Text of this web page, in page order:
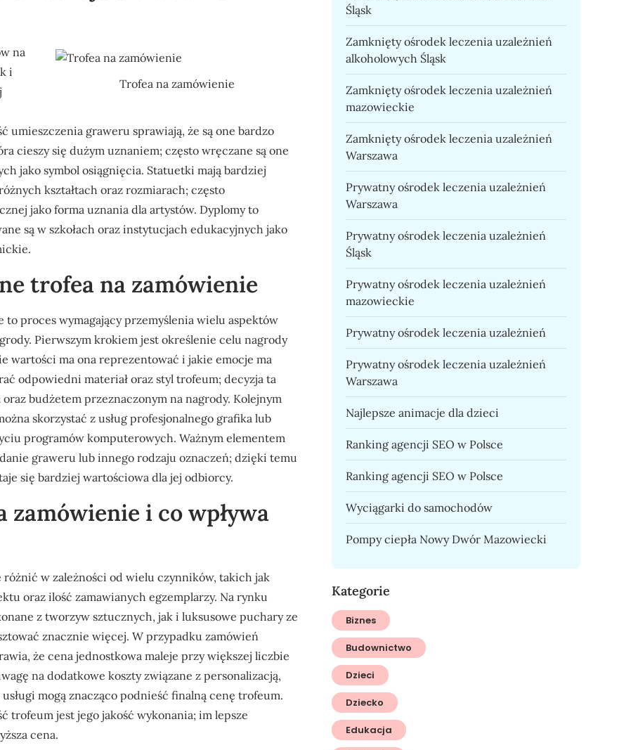
Trofea na zamówienie
na
i
umieszczenia graweru sprawiają, że są one bardzo
cieszy się dużym uznaniem; często wręczane są one
jako symbol osiągnięcia. Statuetki mają bardziej
kształtach oraz rozmiarach; często
jako forma uznania dla artystów. Dyplomy to
są w szkołach oraz instytucjach edukacyjnych jako
trofea na zamówienie
proces wymagający przemyślenia wielu aspektów
Pierwszym krokiem jest określenie celu nagrody
wartości ma ona reprezentować i jakie emocje ma
odpowiedni materiał oraz styl trofeum; decyzja ta
budżetem przeznaczonym na nagrody. Kolejnym
skorzystać z usług profesjonalnego grafika lub
programów komputerowych. Ważnym elementem
graweru lub innego rodzaju oznaczeń; dzięki temu
się bardziej wartościowa dla jej odbiorcy.
zamówienie i co wpływa
w zależności od wielu czynników, takich jak
oraz ilość zamawianych egzemplarzy. Na rynku
z tworzyw sztucznych, jak i luksusowe puchary ze
znacznie więcej. W przypadku zamówień
że cena jednostkowa maleje przy większej liczbie
na dodatkowe koszty związane z personalizacją,
mogą znacząco podnieść finalną cenę trofeum.
trofeum jest jego jakość wykonania; im lepsze
cena.
Śląsk
Zamknięty ośrodek leczenia uzależnień
alkoholowych Śląsk
Zamknięty ośrodek leczenia uzależnień
mazowieckie
Zamknięty ośrodek leczenia uzależnień
Warszawa
Prywatny ośrodek leczenia uzależnień
Warszawa
Prywatny ośrodek leczenia uzależnień
Śląsk
Prywatny ośrodek leczenia uzależnień
mazowieckie
Prywatny ośrodek leczenia uzależnień
Prywatny ośrodek leczenia uzależnień
Warszawa
Najlepsze animacje dla dzieci
Ranking agencji SEO w Polsce
Ranking agencji SEO w Polsce
Wyciągarki do samochodów
Pompy ciepła Nowy Dwór Mazowiecki
Kategorie
Biznes
Budownictwo
Dzieci
Dziecko
Edukacja